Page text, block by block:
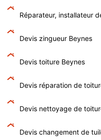
Réparateur, installateur
Devis zingueur Beynes
Devis toiture Beynes
Devis réparation de
Devis nettoyage de
Devis changement de